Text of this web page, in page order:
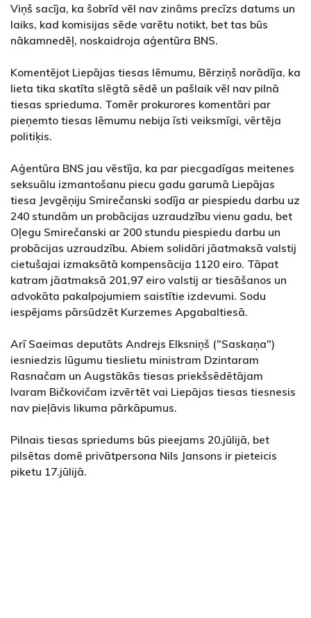
Viņš sacīja, ka šobrīd vēl nav zināms precīzs datums un
laiks, kad komisijas sēde varētu notikt, bet tas būs
nākamnedēļ, noskaidroja aģentūra BNS.
Komentējot Liepājas tiesas lēmumu, Bērziņš norādīja, ka
lieta tika skatīta slēgtā sēdē un pašlaik vēl nav pilnā
tiesas sprieduma. Tomēr prokurores komentāri par
pieņemto tiesas lēmumu nebija īsti veiksmīgi, vērtēja
politiķis.
Aģentūra BNS jau vēstīja, ka par piecgadīgas meitenes
seksuālu izmantošanu piecu gadu garumā Liepājas
tiesa Jevgēņiju Smirečanski sodīja ar piespiedu darbu uz
240 stundām un probācijas uzraudzību vienu gadu, bet
Oļegu Smirečanski ar 200 stundu piespiedu darbu un
probācijas uzraudzību. Abiem solidāri jāatmaksā valstij
cietušajai izmaksātā kompensācija 1120 eiro. Tāpat
katram jāatmaksā 201,97 eiro valstij ar tiesāšanos un
advokāta pakalpojumiem saistītie izdevumi. Sodu
iespējams pārsūdzēt Kurzemes Apgabaltiesā.
Arī Saeimas deputāts Andrejs Elksniņš ("Saskaņa")
iesniedzis lūgumu tieslietu ministram Dzintaram
Rasnačam un Augstākās tiesas priekšsēdētājam
Ivaram Bičkovičam izvērtēt vai Liepājas tiesas tiesnesis
nav pieļāvis likuma pārkāpumus.
Pilnais tiesas spriedums būs pieejams 20.jūlijā, bet
pilsētas domē privātpersona Nils Jansons ir pieteicis
piketu 17.jūlijā.